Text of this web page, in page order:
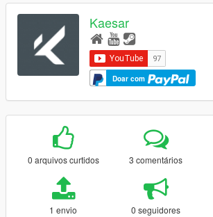
Kaesar
Doar com
0 arquivos curtidos 3 comentários
1 envio 0 seguidores